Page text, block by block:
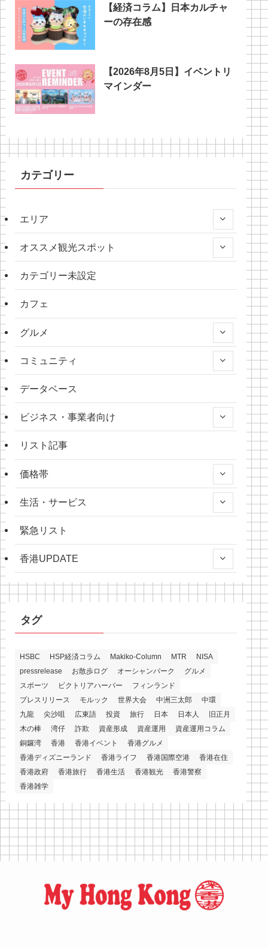
【経済コラム】日本カルチャ
ーの存在感
【2026年8月5日】イベントリ
マインダー
カテゴリー
エリア
オススメ観光スポット
カテゴリー未設定
カフェ
グルメ
コミュニティ
データベース
ビジネス・事業者向け
リスト記事
価格帯
生活・サービス
緊急リスト
香港UPDATE
タグ
HSBC HSP経済コラム Makiko-Column MTR
NISA
pressrelease
お散歩ログ オーシャンパーク
グルメ
スポーツ
ビクトリアハーバー
フィンランド
プレスリリース
モルック 世界大会 中洲三太郎
中環
九龍
尖沙咀 広東語 投資 旅行 日本 日本人
旧正月
木の棒
湾仔 詐欺 資産形成 資産運用
資産運用コラム
銅鑼湾
香港 香港イベント
香港グルメ
香港ディズニーランド
香港ライフ 香港国際空港
香港在住
香港政府
香港旅行 香港生活 香港観光
香港警察
香港雑学